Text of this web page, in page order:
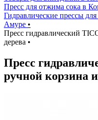
Пресс для отжима сока в
Гидравлические прессы
Амуре •
Пресс гидравлический
дерева •
Пресс
ручной корзина